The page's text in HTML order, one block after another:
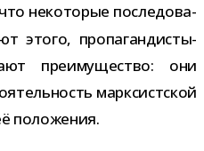
неко­то­рые после­до­ва­
этого, пропагандисты-​
пре­иму­ще­ство: они
марк­сист­ской
положения.